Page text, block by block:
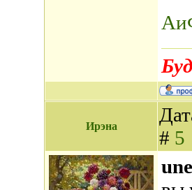
Ирэна
# 5